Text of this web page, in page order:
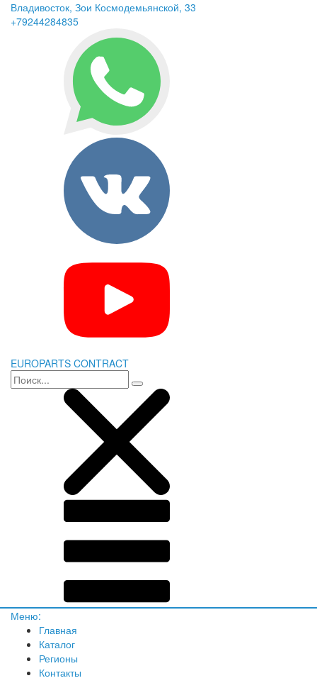
Владивосток, Зои Космодемьянской, 33
+79244284835
EUROPARTS CONTRACT
Меню:
Главная
Каталог
Регионы
Контакты